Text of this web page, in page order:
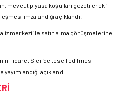
mevcut piyasa koşulları gözetilerek 1
imzalandığı açıklandı.
merkezi ile satın alma görüşmelerine
Ticaret Sicil’de tescil edilmesi
açıklandı.